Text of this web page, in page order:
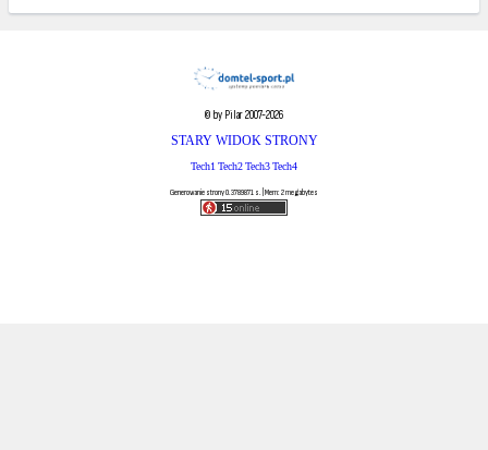
© by Pilar 2007-2026
STARY WIDOK STRONY
Tech1Tech2Tech3Tech4
Generowanie strony 0.3789871 s. | Mem: 2 megabytes